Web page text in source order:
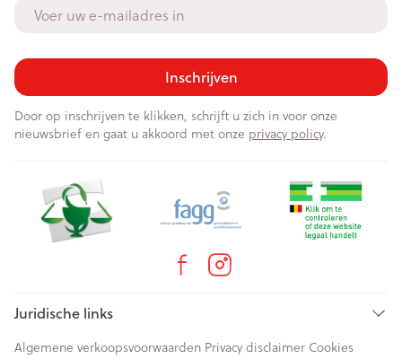
Inschrijven
Door op inschrijven te klikken, schrijft u zich in voor onze
nieuwsbrief en gaat u akkoord met onze privacy policy.
Juridische links
Algemene verkoopsvoorwaarden Privacy disclaimer Cookies